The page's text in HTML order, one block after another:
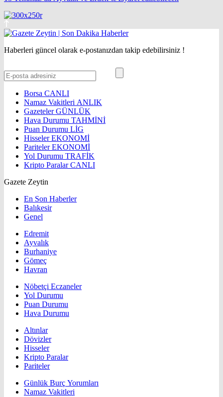
Haberleri güncel olarak e-postanızdan takip edebilirsiniz !
Borsa CANLI
Namaz Vakitleri ANLIK
GazetelerGÜNLÜK
Hava Durumu TAHMİNİ
Puan Durumu LİG
HisselerEKONOMİ
ParitelerEKONOMİ
Yol Durumu TRAFİK
Kripto ParalarCANLI
Gazete Zeytin
En Son Haberler
Balıkesir
Genel
Edremit
Ayvalık
Burhaniye
Gömeç
Havran
Nöbetçi Eczaneler
Yol Durumu
Puan Durumu
Hava Durumu
Altınlar
Dövizler
Hisseler
Kripto Paralar
Pariteler
Günlük Burç Yorumları
Namaz Vakitleri